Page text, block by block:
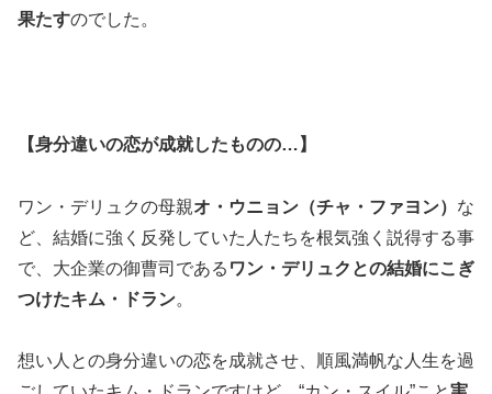
果たすのでした。
【身分違いの恋が成就したものの…】
ワン・デリュクの母親オ・ウニョン（チャ・ファヨン） な
ど、結婚に強く反発していた人たちを根気強く説得する事
で、大企業の御曹司である ワン・デリュクとの結婚にこぎ
つけたキム・ドラン。
想い人との身分違いの恋を成就させ、順風満帆な人生を過